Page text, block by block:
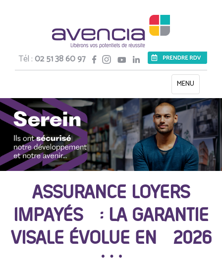
Tél :02 51 38 60 97
Toggle
navigation
MENU
ASSURANCE LOYERS
IMPAYÉS : LA GARANTIE
VISALE ÉVOLUE EN 2026